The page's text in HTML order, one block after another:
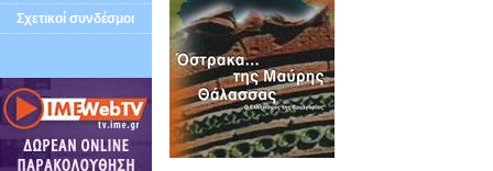
Σχετικοί συνδέσμοι